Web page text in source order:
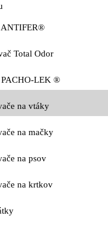
ANTIFER®
Total Odor
LEK ®
na vtáky
na mačky
na psov
na krtkov